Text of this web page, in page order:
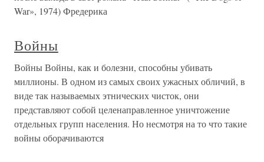
War», 1974) Фредерика
Войны
Войны Войны, как и болезни, способны убивать
миллионы. В одном из самых своих ужасных обличий, в
виде так называемых этнических чисток, они
представляют собой целенаправленное уничтожение
отдельных групп населения. Но несмотря на то что такие
войны оборачиваются